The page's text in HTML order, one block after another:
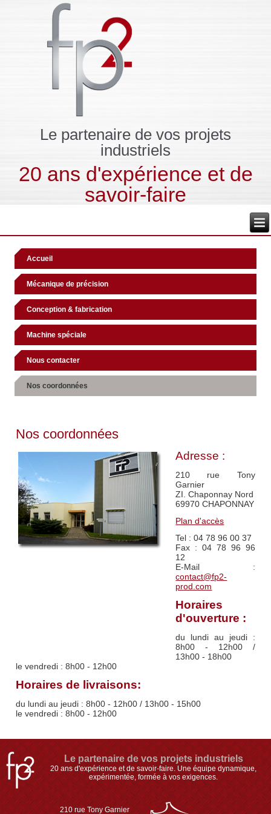
Le partenaire de vos projets
industriels
20 ans d'expérience et de
savoir-faire
Accueil
Mécanique de précision
Conception & fabrication
Machine spéciale
Nous contacter
Nos coordonnées
Nos coordonnées
Adresse :
210 rue Tony
Garnier
ZI. Chaponnay Nord
69970 CHAPONNAY
Plan d'accès
Tel : 04 78 96 00 37
Fax : 04 78 96 96
12
E-Mail :
contact@fp2-
prod.com
Horaires
d'ouverture :
du lundi au jeudi :
8h00 - 12h00 /
13h00 - 18h00
le vendredi : 8h00 - 12h00
Horaires de livraisons:
du lundi au jeudi : 8h00 - 12h00 / 13h00 - 15h00
le vendredi : 8h00 - 12h00
Le partenaire de vos projets industriels
20 ans d'expérience et de savoir-faire. Une équipe dynamique,
expérimentée, formée à vos exigences.
210 rue Tony Garnier